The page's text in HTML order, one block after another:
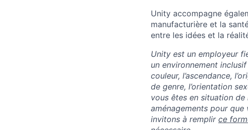
Unity accompagne
manufacturière et la
entre les idées et la
Unity est un employeur
un environnement
couleur, l’ascendance,
de genre, l’orientation
vous êtes en situation
aménagements pour
invitons à remplir ce